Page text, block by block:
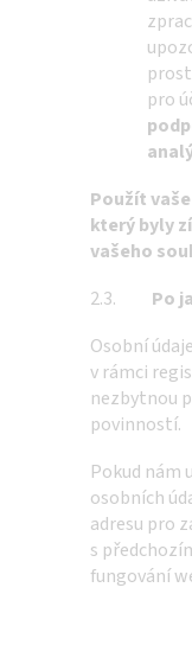
pro
Použít
který byly
vašeho
2.3. Po
Osobní
v rámci
nezbytnou
povinností.
Pokud nám
osobních
adresu pro
s
fungování